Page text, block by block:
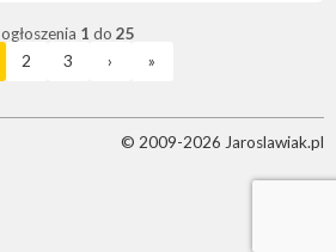
ogłoszenia 1 do 25
2 3 › »
© 2009-2026 Jaroslawiak.pl